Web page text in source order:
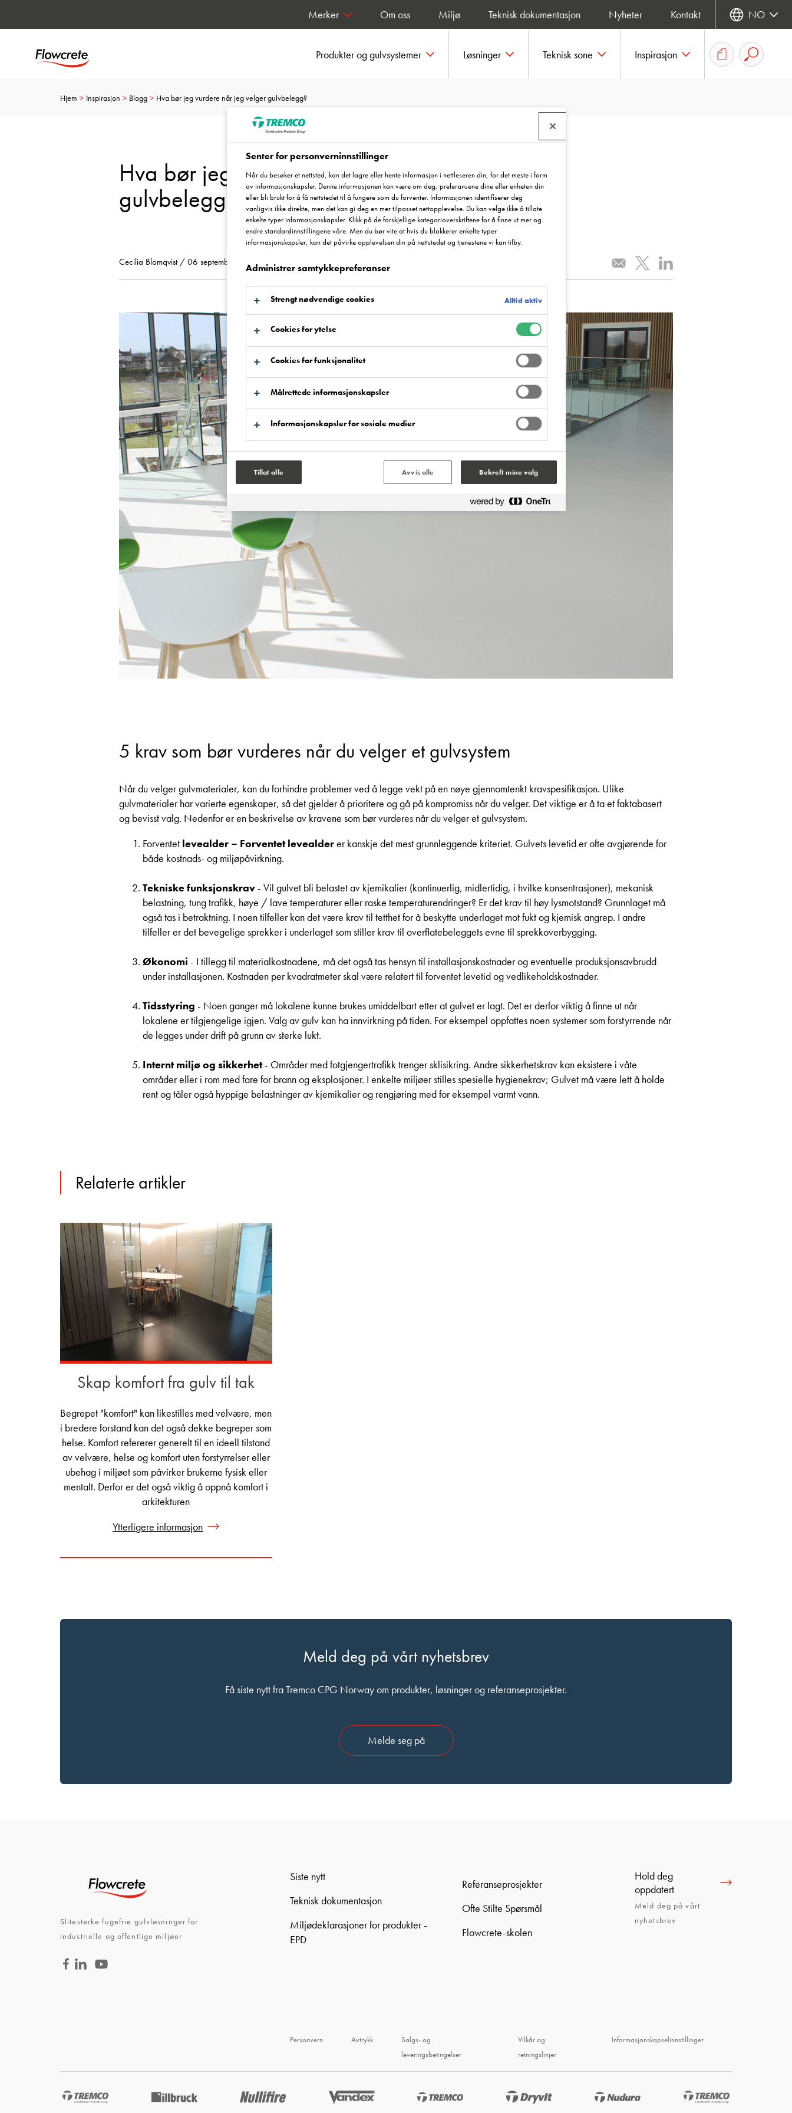
Produkter og gulvsystemer Løsninger Teknisk sone Inspirasjon
Om oss Miljø Teknisk dokumentasjon Nyheter Kontakt
Merker NO
Hva bør jeg vurdere når jeg velger
gulvbelegg?
Cecilia Blomqvist / 06 september 2023
Hjem Inspirasjon Blogg Hva bør jeg vurdere når jeg velger gulvbelegg?
5 krav som bør vurderes når du velger et gulvsystem
Når du velger gulvmaterialer, kan du forhindre problemer ved å legge vekt på en nøye gjennomtenkt kravspesifikasjon. Ulike
gulvmaterialer har varierte egenskaper, så det gjelder å prioritere og gå på kompromiss når du velger. Det viktige er å ta et faktabasert
og bevisst valg. Nedenfor er en beskrivelse av kravene som bør vurderes når du velger et gulvsystem.
Forventet levealder – Forventet levealderer kanskje det mest grunnleggende kriteriet. Gulvets levetid er ofte avgjørende for
både kostnads- og miljøpåvirkning.
Tekniske funksjonskrav- Vil gulvet bli belastet av kjemikalier (kontinuerlig, midlertidig, i hvilke konsentrasjoner), mekanisk
belastning, tung trafikk, høye / lave temperaturer eller raske temperaturendringer? Er det krav til høy lysmotstand? Grunnlaget må
også tas i betraktning. I noen tilfeller kan det være krav til tetthet for å beskytte underlaget mot fukt og kjemisk angrep. I andre
tilfeller er det bevegelige sprekker i underlaget som stiller krav til overflatebeleggets evne til sprekkoverbygging.
Økonomi - I tillegg til materialkostnadene, må det også tas hensyn til installasjonskostnader og eventuelle produksjonsavbrudd
under installasjonen. Kostnaden per kvadratmeter skal være relatert til forventet levetid og vedlikeholdskostnader.
Tidsstyring - Noen ganger må lokalene kunne brukes umiddelbart etter at gulvet er lagt. Det er derfor viktig å finne ut når
lokalene er tilgjengelige igjen. Valg av gulv kan ha innvirkning på tiden. For eksempel oppfattes noen systemer som forstyrrende når
de legges under drift på grunn av sterke lukt.
Internt miljø og sikkerhet- Områder med fotgjengertrafikk trenger sklisikring. Andre sikkerhetskrav kan eksistere i våte
områder eller i rom med fare for brann og eksplosjoner. I enkelte miljøer stilles spesielle hygienekrav; Gulvet må være lett å holde
rent og tåler også hyppige belastninger av kjemikalier og rengjøring med for eksempel varmt vann.
Relaterte artikler
Skap komfort fra gulv til tak
Begrepet "komfort" kan likestilles med velvære, men
i bredere forstand kan det også dekke begreper som
helse. Komfort refererer generelt til en ideell tilstand
av velvære, helse og komfort uten forstyrrelser eller
ubehag i miljøet som påvirker brukerne fysisk eller
mentalt. Derfor er det også viktig å oppnå komfort i
arkitekturen
Ytterligere informasjon
Meld deg på vårt nyhetsbrev
Få siste nytt fra Tremco CPG Norway om produkter, løsninger og referanseprosjekter.
Melde seg på
Slitesterke fugefrie gulvløsninger for
industrielle og offentlige miljøer
Siste nytt
Teknisk dokumentasjon
Miljødeklarasjoner for produkter -
EPD
Referanseprosjekter
Ofte Stilte Spørsmål
Flowcrete-skolen
Hold deg
oppdatert
Meld deg på vårt
nyhetsbrev
Personvern Avtrykk
Salgs- og
leveringsbetingelser
Vilkår og
retningslinjer
Informasjonskapselinnstillinger
Senter for personverninnstillinger
Når du besøker et nettsted, kan det lagre eller hente informasjon i nettleseren din, for det meste i form
av informasjonskapsler. Denne informasjonen kan være om deg, preferansene dine eller enheten din
eller bli brukt for å få nettstedet til å fungere som du forventer. Informasjonen identifiserer deg
vanligvis ikke direkte, men det kan gi deg en mer tilpasset nettopplevelse. Du kan velge ikke å tillate
enkelte typer informasjonskapsler. Klikk på de forskjellige kategorioverskriftene for å finne ut mer og
endre standardinnstillingene våre. Men du bør vite at hvis du blokkerer enkelte typer
informasjonskapsler, kan det påvirke opplevelsen din på nettstedet og tjenestene vi kan tilby.
Administrer samtykkepreferanser
Strengt nødvendige cookies Alltid aktiv
Cookies for ytelse
Cookies for funksjonalitet
Målrettede informasjonskapsler
Informasjonskapsler for sosiale medier
Tillat alle Avvis alle Bekreft mine valg